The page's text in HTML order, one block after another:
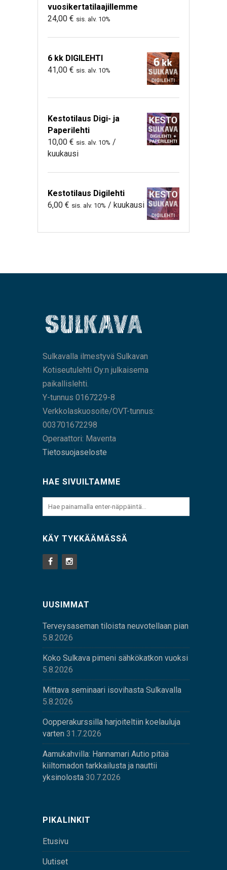
vuosikertatilaajillemme
24,00 € sis. alv. 10%
6 kk DIGILEHTI
41,00 € sis. alv. 10%
Kestotilaus Digi- ja
Paperilehti
10,00 € sis. alv. 10% /
kuukausi
Kestotilaus Digilehti
6,00 € sis. alv. 10% / kuukausi
Sulkavalla ilmestyvä Sulkavan
Kotiseutulehti Oy:n julkaisema
paikallislehti.
Y-tunnus 0167229-8
Verkkolaskuosoite/OVT-tunnus:
003701672298
Operaattori: Maventa
Tietosuojaseloste
HAE SIVUILTAMME
KÄY TYKKÄÄMÄSSÄ
UUSIMMAT
Terveysaseman tiloista neuvotellaan pian
5.8.2026
Koko Sulkava pimeni sähkökatkon vuoksi
5.8.2026
Mittava seminaari isovihasta Sulkavalla
5.8.2026
Oopperakurssilla harjoiteltiin koelauluja
varten 31.7.2026
Aamukahvilla: Hannamari Autio pitää
kiiltomadon tarkkailusta ja nauttii
yksinolosta 30.7.2026
PIKALINKIT
Etusivu
Uutiset